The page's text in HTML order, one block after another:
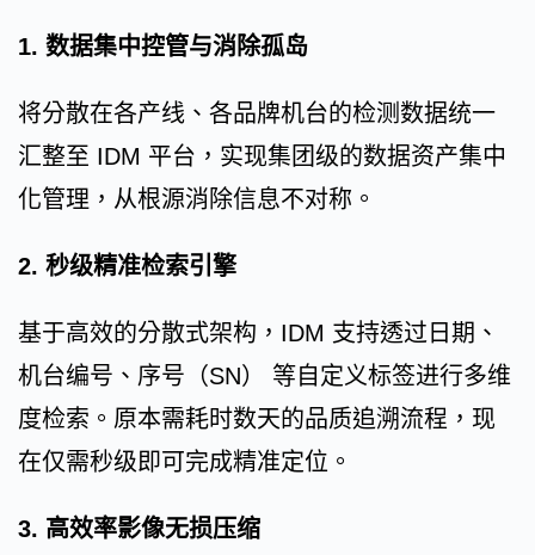
1. 数据集中控管与消除孤岛
将分散在各产线、各品牌机台的检测数据统一
汇整至 IDM 平台，实现集团级的数据资产集中
化管理，从根源消除信息不对称。
2. 秒级精准检索引擎
基于高效的分散式架构，IDM 支持透过日期、
机台编号、序号（SN） 等自定义标签进行多维
度检索。原本需耗时数天的品质追溯流程，现
在仅需秒级即可完成精准定位。
3. 高效率影像无损压缩